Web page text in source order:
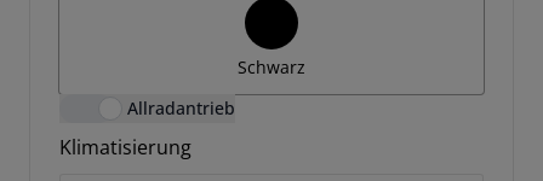
Schwarz
Allradantrieb
Klimatisierung